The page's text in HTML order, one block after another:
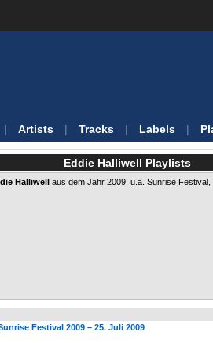
| Artists | Tracks | Labels |
Eddie Halliwell Playlists
Halliwell aus dem Jahr 2009, u.a. Sunrise
Festival 2009 – 25. Juli 2009